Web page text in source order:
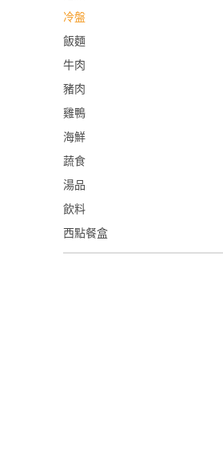
冷盤
飯麵
牛肉
豬肉
雞鴨
海鮮
蔬食
湯品
飲料
西點餐盒